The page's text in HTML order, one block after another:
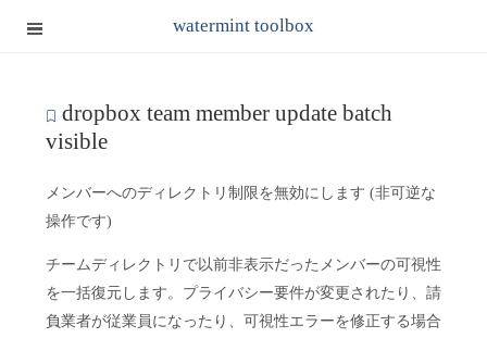
watermint toolbox
dropbox team member update batch
visible
メンバーへのディレクトリ制限を無効にします (非可逆な
操作です)
チームディレクトリで以前非表示だったメンバーの可視性
を一括復元します。プライバシー要件が変更されたり、請
負業者が従業員になったり、可視性エラーを修正する場合